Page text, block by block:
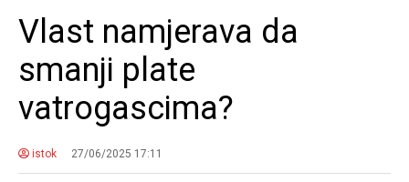
Vlast namjerava da
smanji plate
vatrogascima?
istok 27/06/2025 17:11